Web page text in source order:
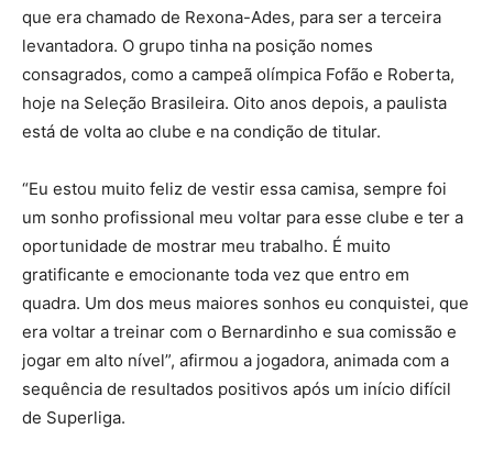
que era chamado de Rexona-Ades, para ser a terceira
levantadora. O grupo tinha na posição nomes
consagrados, como a campeã olímpica Fofão e Roberta,
hoje na Seleção Brasileira. Oito anos depois, a paulista
está de volta ao clube e na condição de titular.
“Eu estou muito feliz de vestir essa camisa, sempre foi
um sonho profissional meu voltar para esse clube e ter a
oportunidade de mostrar meu trabalho. É muito
gratificante e emocionante toda vez que entro em
quadra. Um dos meus maiores sonhos eu conquistei, que
era voltar a treinar com o Bernardinho e sua comissão e
jogar em alto nível”, afirmou a jogadora, animada com a
sequência de resultados positivos após um início difícil
de Superliga.